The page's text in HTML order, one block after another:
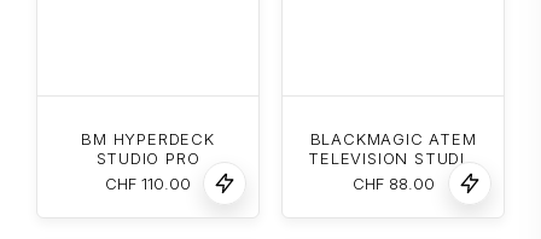
BM HYPERDECK
STUDIO PRO
CHF 110.00
BLACKMAGIC ATEM
TELEVISION STUDIO
HD
CHF88.00